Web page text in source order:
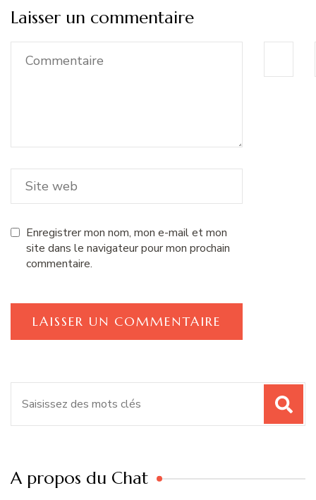
Laisser un commentaire
Enregistrer mon nom, mon e-mail et mon
site dans le navigateur pour mon prochain
commentaire.
A propos du Chat